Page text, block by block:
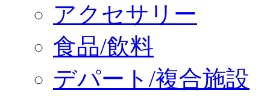
アクセサリー
食品/飲料
デパート/複合施設